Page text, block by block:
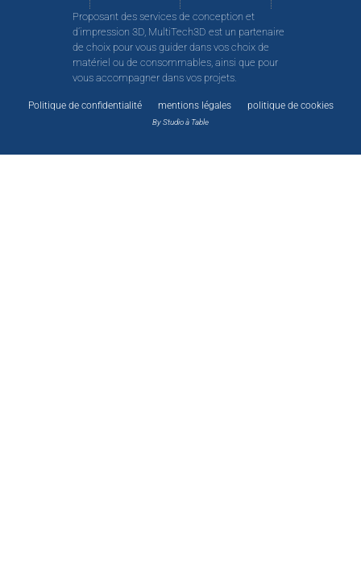
Proposant des services de conception et
d’impression 3D, MultiTech3D est un partenaire
de choix pour vous guider dans vos choix de
matériel ou de consommables, ainsi que pour
vous accompagner dans vos projets.
Politique de confidentialité mentions légales politique de cookies
By Studio à Table